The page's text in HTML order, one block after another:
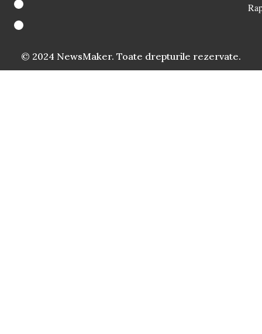
© 2024 NewsMaker. Toate drepturile rezervate.